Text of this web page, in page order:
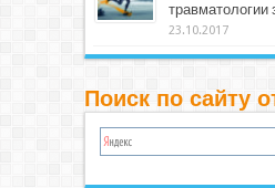
травматологии
23.10.2017
Поиск по сайту